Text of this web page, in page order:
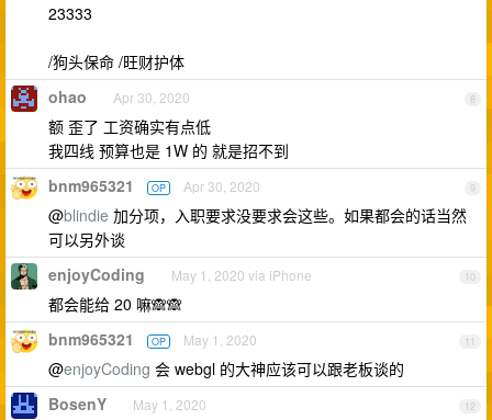
23333
/狗头保命 /旺财护体
8
ohao Apr 30, 2020
额 歪了 工资确实有点低
我四线 预算也是 1W 的 就是招不到
9
bnm965321 OP Apr 30, 2020
@blindie 加分项，入职要求没要求会这些。如果都会的话当然
可以另外谈
10
enjoyCoding May 1, 2020 via iPhone
都会能给 20 嘛🙈🙈
11
bnm965321 OP May 1, 2020
@enjoyCoding 会 webgl 的大神应该可以跟老板谈的
12
BosenY May 1, 2020